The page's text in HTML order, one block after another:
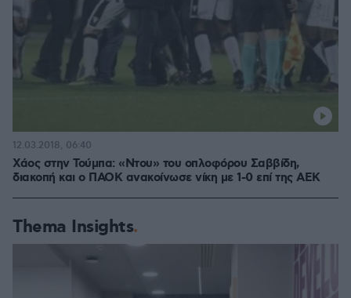
Χάος στην Τούμπα: «Ντου» του οπλοφόρου Σαββίδη,
διακοπή και ο ΠΑΟΚ ανακοίνωσε νίκη με 1-0 επί της ΑΕΚ
12.03.2018, 06:40
Thema Insights